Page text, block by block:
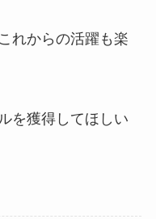
れからの活躍も楽
を獲得してほしい